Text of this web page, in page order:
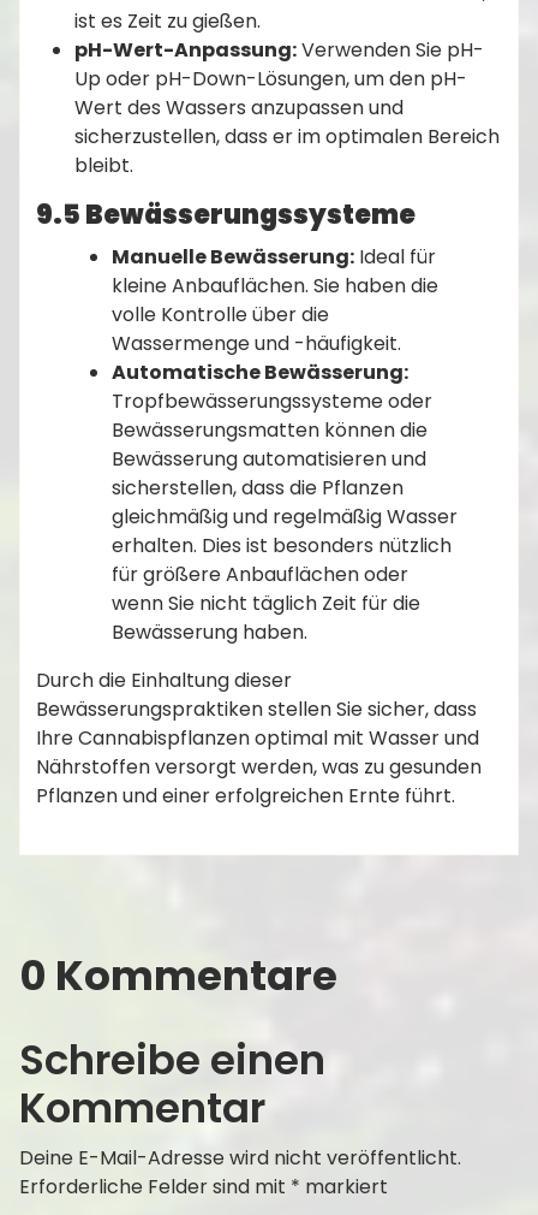
ist es Zeit zu gießen.
pH-Wert-Anpassung:Verwenden Sie pH-
Up oder pH-Down-Lösungen, um den pH-
Wert des Wassers anzupassen und
sicherzustellen, dass er im optimalen Bereich
bleibt.
9.5 Bewässerungssysteme
Manuelle Bewässerung: Ideal für
kleine Anbauflächen. Sie haben die
volle Kontrolle über die
Wassermenge und -häufigkeit.
Automatische Bewässerung:
Tropfbewässerungssysteme oder
Bewässerungsmatten können die
Bewässerung automatisieren und
sicherstellen, dass die Pflanzen
gleichmäßig und regelmäßig Wasser
erhalten. Dies ist besonders nützlich
für größere Anbauflächen oder
wenn Sie nicht täglich Zeit für die
Bewässerung haben.
Durch die Einhaltung dieser
Bewässerungspraktiken stellen Sie sicher, dass
Ihre Cannabispflanzen optimal mit Wasser und
Nährstoffen versorgt werden, was zu gesunden
Pflanzen und einer erfolgreichen Ernte führt.
0 Kommentare
Schreibe einen
Kommentar
Deine E-Mail-Adresse wird nicht veröffentlicht.
Erforderliche Felder sind mit * markiert